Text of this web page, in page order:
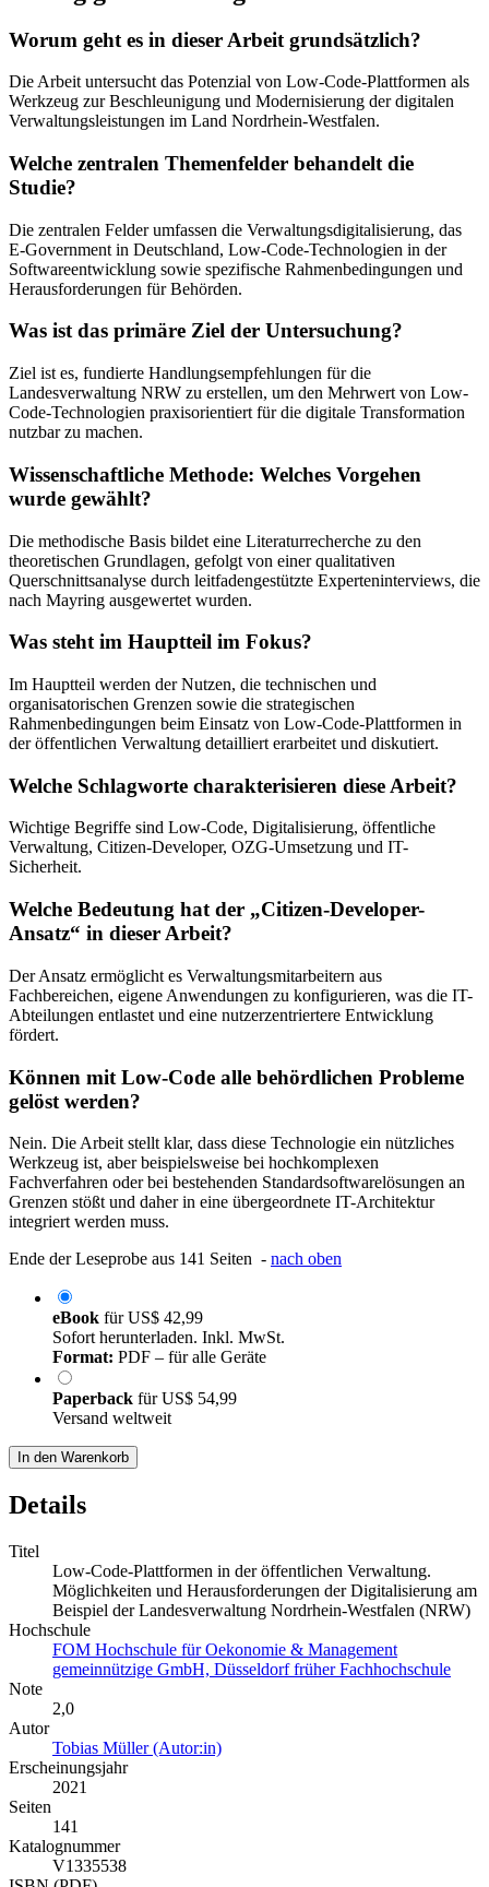
Worum geht es in dieser Arbeit grundsätzlich?
Die Arbeit untersucht das Potenzial von Low-Code-Plattformen als
Werkzeug zur Beschleunigung und Modernisierung der digitalen
Verwaltungsleistungen im Land Nordrhein-Westfalen.
Welche zentralen Themenfelder behandelt die
Studie?
Die zentralen Felder umfassen die Verwaltungsdigitalisierung, das
E-Government in Deutschland, Low-Code-Technologien in der
Softwareentwicklung sowie spezifische Rahmenbedingungen und
Herausforderungen für Behörden.
Was ist das primäre Ziel der Untersuchung?
Ziel ist es, fundierte Handlungsempfehlungen für die
Landesverwaltung NRW zu erstellen, um den Mehrwert von Low-
Code-Technologien praxisorientiert für die digitale Transformation
nutzbar zu machen.
Wissenschaftliche Methode: Welches Vorgehen
wurde gewählt?
Die methodische Basis bildet eine Literaturrecherche zu den
theoretischen Grundlagen, gefolgt von einer qualitativen
Querschnittsanalyse durch leitfadengestützte Experteninterviews, die
nach Mayring ausgewertet wurden.
Was steht im Hauptteil im Fokus?
Im Hauptteil werden der Nutzen, die technischen und
organisatorischen Grenzen sowie die strategischen
Rahmenbedingungen beim Einsatz von Low-Code-Plattformen in
der öffentlichen Verwaltung detailliert erarbeitet und diskutiert.
Welche Schlagworte charakterisieren diese Arbeit?
Wichtige Begriffe sind Low-Code, Digitalisierung, öffentliche
Verwaltung, Citizen-Developer, OZG-Umsetzung und IT-
Sicherheit.
Welche Bedeutung hat der „Citizen-Developer-
Ansatz“ in dieser Arbeit?
Der Ansatz ermöglicht es Verwaltungsmitarbeitern aus
Fachbereichen, eigene Anwendungen zu konfigurieren, was die IT-
Abteilungen entlastet und eine nutzerzentriertere Entwicklung
fördert.
Können mit Low-Code alle behördlichen Probleme
gelöst werden?
Nein. Die Arbeit stellt klar, dass diese Technologie ein nützliches
Werkzeug ist, aber beispielsweise bei hochkomplexen
Fachverfahren oder bei bestehenden Standardsoftwarelösungen an
Grenzen stößt und daher in eine übergeordnete IT-Architektur
integriert werden muss.
Ende der Leseprobe aus 141 Seiten - nach oben
eBook fürUS$ 42,99
Sofort herunterladen. Inkl. MwSt.
Format: PDF – für alle Geräte
Paperback fürUS$ 54,99
Versand weltweit
In den Warenkorb
Details
Titel
Low-Code-Plattformen in der öffentlichen Verwaltung.
Möglichkeiten und Herausforderungen der Digitalisierung am
Beispiel der Landesverwaltung Nordrhein-Westfalen (NRW)
Hochschule
FOM Hochschule für Oekonomie & Management
gemeinnützige GmbH, Düsseldorf früher Fachhochschule
Note
2,0
Autor
Tobias Müller (Autor:in)
Erscheinungsjahr
2021
Seiten
141
Katalognummer
V1335538